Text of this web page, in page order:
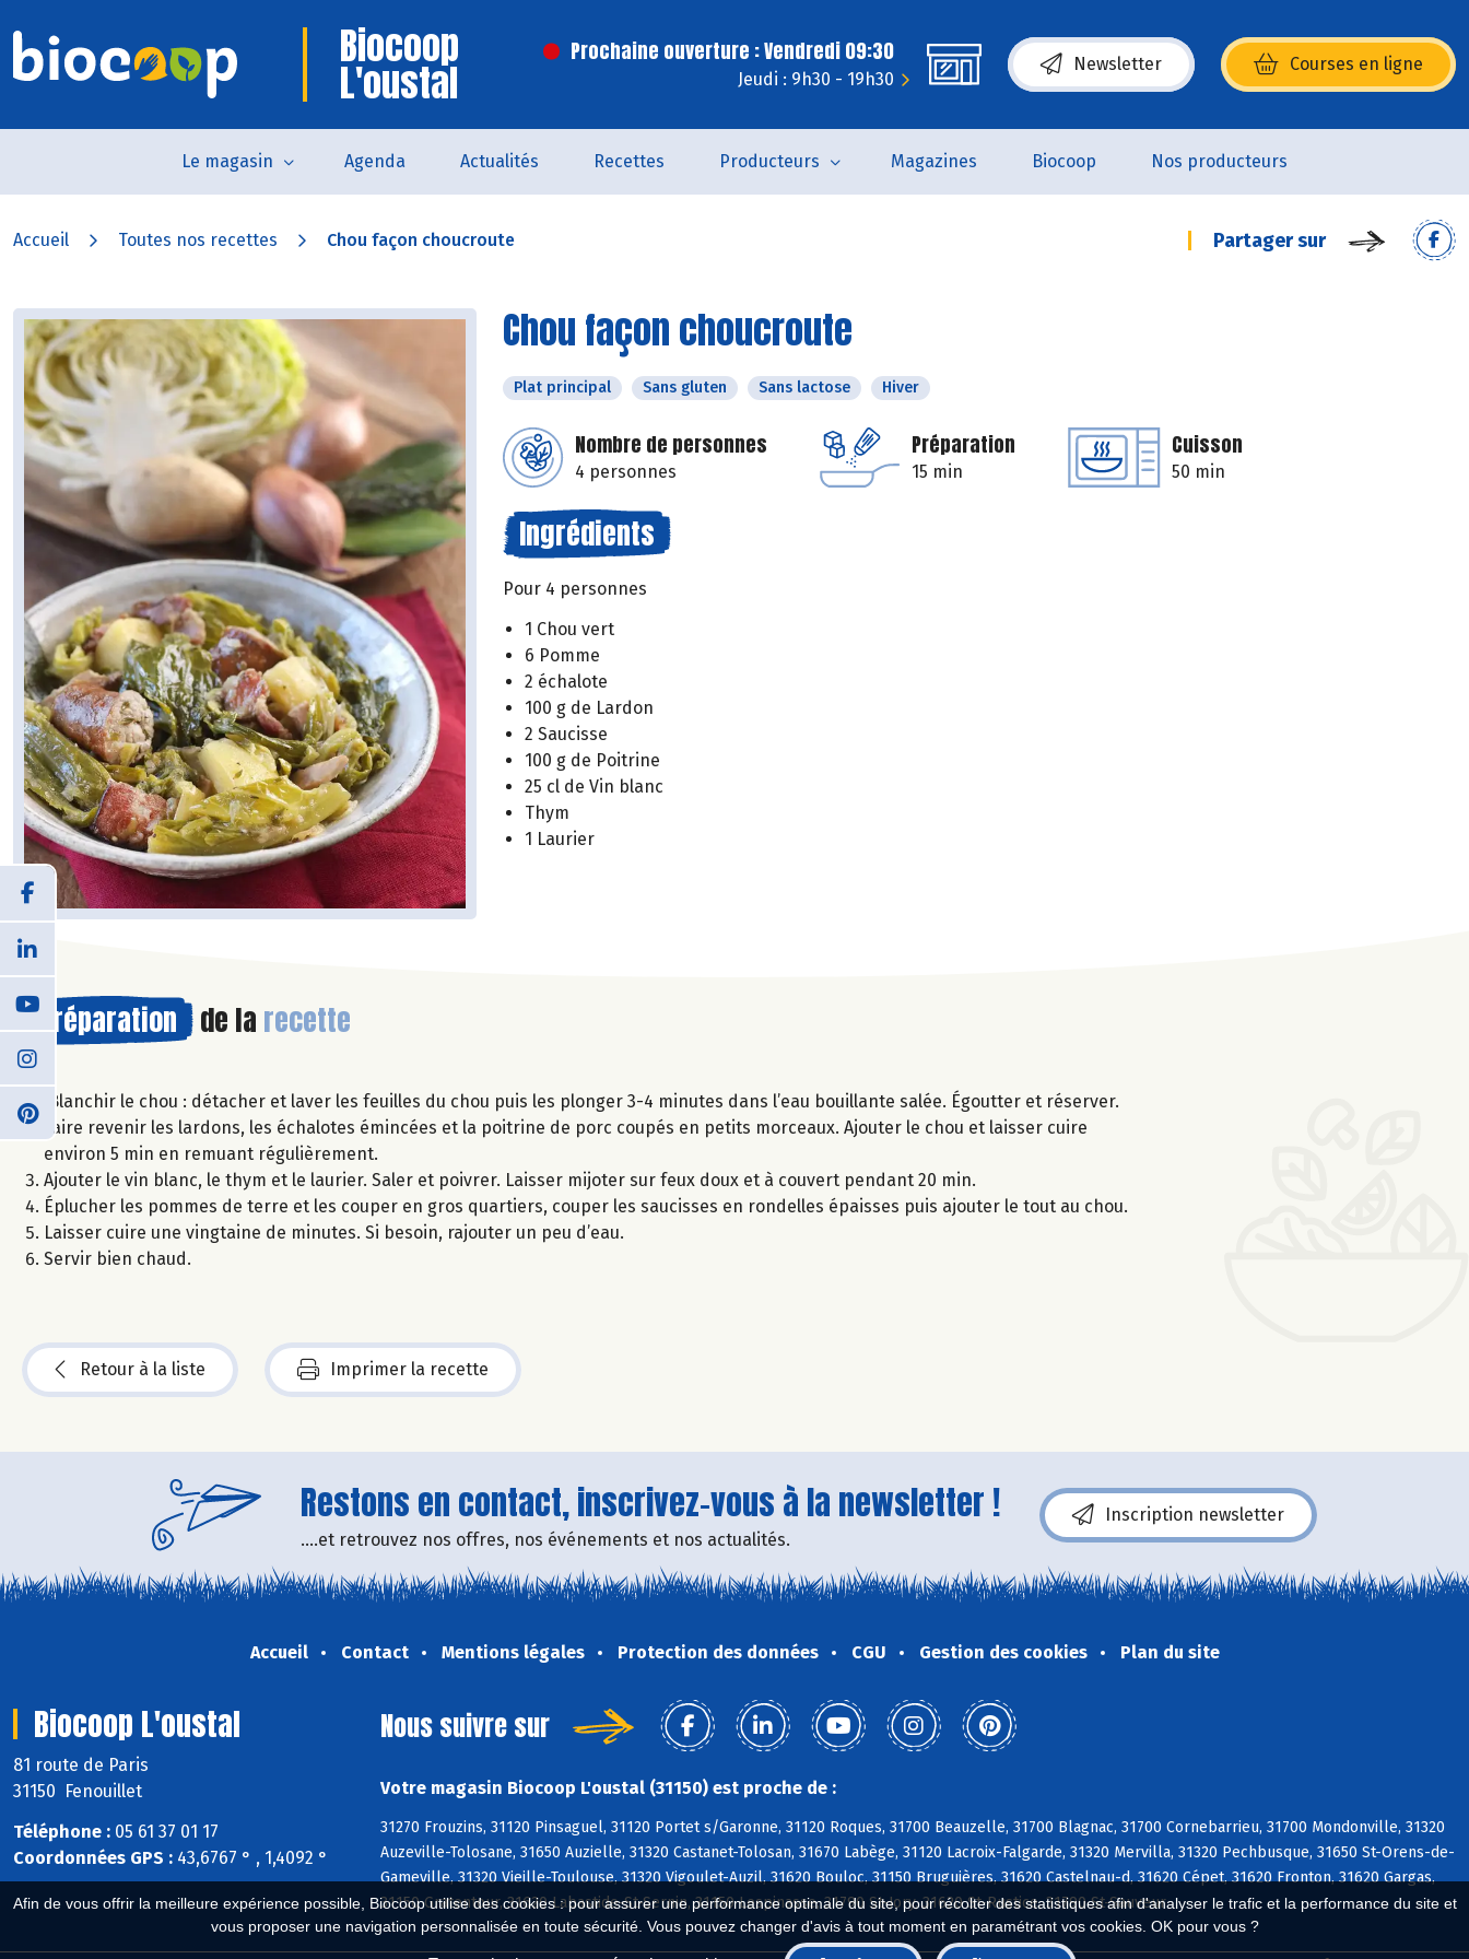
Afin de vous offrir la meilleure expérience possible, Biocoop utilise des cookies : pour assurer une performance optimale du site, pour récolter des statistiques afin d'analyser le trafic et la performance du site et
vous proposer une navigation personnalisée en toute sécurité. Vous pouvez changer d'avis à tout moment en paramétrant vos cookies. OK pour vous ?
Biocoop
L'oustal
Prochaine ouverture : Vendredi 09:30
Jeudi : 9h30 - 19h30
Newsletter Courses en ligne
(s’ouvre dans une nouvelle fenêtre)
Le magasin Agenda Actualités Recettes Producteurs Magazines Biocoop Nos producteurs
Accueil Toutes nos recettes Chou façon choucroute Partager sur
Chou façon choucroute
Plat principal Sans gluten Sans lactose Hiver
Nombre de personnes
4 personnes
Préparation
15 min
Cuisson
50 min
Ingrédients
Pour 4 personnes
1 Chou vert
6 Pomme
2 échalote
100 g de Lardon
2 Saucisse
100 g de Poitrine
25 cl de Vin blanc
Thym
1 Laurier
Préparation de la recette
Blanchir le chou : détacher et laver les feuilles du chou puis les plonger 3-4 minutes dans l’eau bouillante salée. Égoutter et réserver.
Faire revenir les lardons, les échalotes émincées et la poitrine de porc coupés en petits morceaux. Ajouter le chou et laisser cuire
environ 5 min en remuant régulièrement.
Ajouter le vin blanc, le thym et le laurier. Saler et poivrer. Laisser mijoter sur feux doux et à couvert pendant 20 min.
Éplucher les pommes de terre et les couper en gros quartiers, couper les saucisses en rondelles épaisses puis ajouter le tout au chou.
Laisser cuire une vingtaine de minutes. Si besoin, rajouter un peu d’eau.
Servir bien chaud.
Retour à la liste Imprimer la recette
Restons en contact, inscrivez-vous à la newsletter !
....et retrouvez nos offres, nos événements et nos actualités.
Inscription newsletter
Accueil Contact Mentions légales Protection des données CGU Gestion des cookies Plan du site
Biocoop L'oustal
81 route de Paris
31150 Fenouillet
Téléphone : 05 61 37 01 17
Coordonnées GPS : 43,6767 ° , 1,4092 °
Nous suivre sur
Votre magasin Biocoop L'oustal (31150) est proche de :
31270 Frouzins, 31120 Pinsaguel, 31120 Portet s/Garonne, 31120 Roques, 31700 Beauzelle, 31700 Blagnac, 31700 Cornebarrieu, 31700 Mondonville, 31320
Auzeville-Tolosane, 31650 Auzielle, 31320 Castanet-Tolosan, 31670 Labège, 31120 Lacroix-Falgarde, 31320 Mervilla, 31320 Pechbusque, 31650 St-Orens-de-
Gameville, 31320 Vieille-Toulouse, 31320 Vigoulet-Auzil, 31620 Bouloc, 31150 Bruguières, 31620 Castelnau-d, 31620 Cépet, 31620 Fronton, 31620 Gargas,
31150 Gratentour, 31620 Labastide-St-Sernin, 31150 Lespinasse, 31790 St-Jory, 31620 St-Rustice, 31790 St-Sauveur